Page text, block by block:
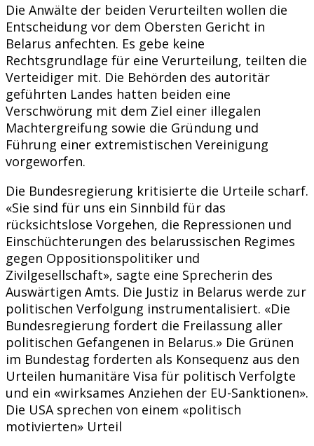
Die Anwälte der beiden Verurteilten wollen die
Entscheidung vor dem Obersten Gericht in
Belarus anfechten. Es gebe keine
Rechtsgrundlage für eine Verurteilung, teilten die
Verteidiger mit. Die Behörden des autoritär
geführten Landes hatten beiden eine
Verschwörung mit dem Ziel einer illegalen
Machtergreifung sowie die Gründung und
Führung einer extremistischen Vereinigung
vorgeworfen.
Die Bundesregierung kritisierte die Urteile scharf.
«Sie sind für uns ein Sinnbild für das
rücksichtslose Vorgehen, die Repressionen und
Einschüchterungen des belarussischen Regimes
gegen Oppositionspolitiker und
Zivilgesellschaft», sagte eine Sprecherin des
Auswärtigen Amts. Die Justiz in Belarus werde zur
politischen Verfolgung instrumentalisiert. «Die
Bundesregierung fordert die Freilassung aller
politischen Gefangenen in Belarus.» Die Grünen
im Bundestag forderten als Konsequenz aus den
Urteilen humanitäre Visa für politisch Verfolgte
und ein «wirksames Anziehen der EU-Sanktionen».
Die USA sprechen von einem «politisch
motivierten» Urteil